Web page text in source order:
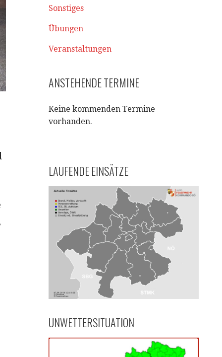
Sonstiges
Übungen
Veranstaltungen
ANSTEHENDE TERMINE
Keine kommenden Termine
vorhanden.
LAUFENDE EINSÄTZE
UNWETTERSITUATION